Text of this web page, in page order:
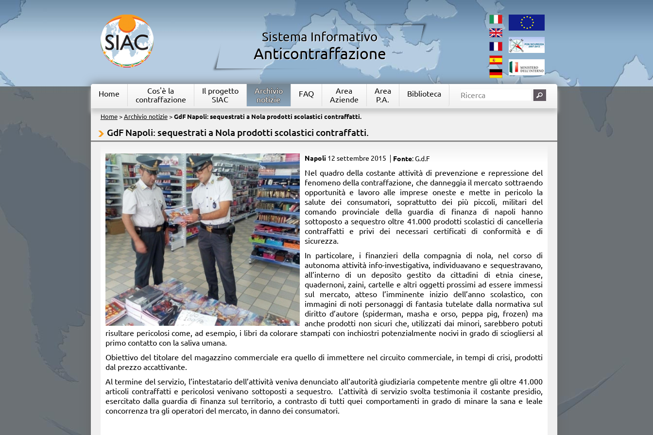
Sistema Informativo
Anticontraffazione
Home
Cos'è la
contraffazione
Il progetto
SIAC
Archivio
notizie
FAQ
Area
Aziende
Area
P.A.
Biblioteca
Home> Archivio notizie> GdF Napoli: sequestrati a Nola prodotti scolastici contraffatti.
GdF Napoli: sequestrati a Nola prodotti scolastici contraffatti.
Napoli 12 settembre 2015 Fonte: G.d.F
​Nel quadro della costante attività di prevenzione e repressione del
fenomeno della contraffazione, che danneggia il mercato sottraendo
opportunità e lavoro alle imprese oneste e mette in pericolo la
salute dei consumatori, soprattutto dei più piccoli, militari del
comando provinciale della guardia di finanza di napoli hanno
sottoposto a sequestro oltre 41.000 prodotti scolastici di cancelleria
contraffatti e privi dei necessari certificati di conformità e di
sicurezza.
In particolare, i finanzieri della compagnia di nola, nel corso di
autonoma attività info-investigativa, individuavano e sequestravano,
all’interno di un deposito gestito da cittadini di etnia cinese,
quadernoni, zaini, cartelle e altri oggetti prossimi ad essere immessi
sul mercato, atteso l’imminente inizio dell’anno scolastico, con
immagini di noti personaggi di fantasia tutelate dalla normativa sul
diritto d’autore (spiderman, masha e orso, peppa pig, frozen) ma
anche prodotti non sicuri che, utilizzati dai minori, sarebbero potuti
risultare pericolosi come, ad esempio, i libri da colorare stampati con inchiostri potenzialmente nocivi in grado di sciogliersi al
primo contatto con la saliva umana.
Obiettivo del titolare del magazzino commerciale era quello di immettere nel circuito commerciale, in tempi di crisi, prodotti
dal prezzo accattivante.
Al termine del servizio, l’intestatario dell’attività veniva denunciato all’autorità giudiziaria competente mentre gli oltre 41.000
articoli contraffatti e pericolosi venivano sottoposti a sequestro. L’attività di servizio svolta testimonia il costante presidio,
esercitato dalla guardia di finanza sul territorio, a contrasto di tutti quei comportamenti in grado di minare la sana e leale
concorrenza tra gli operatori del mercato, in danno dei consumatori.